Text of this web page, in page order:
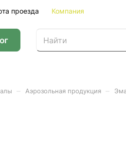
проезда Компания
Аэрозольная продукция
Decorix